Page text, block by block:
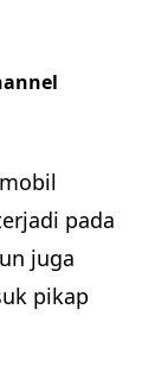
pada
juga
pikap